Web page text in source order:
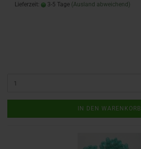
Lieferzeit:
3-5 Tage (Ausland abweichend)
IN DEN WARENKORB